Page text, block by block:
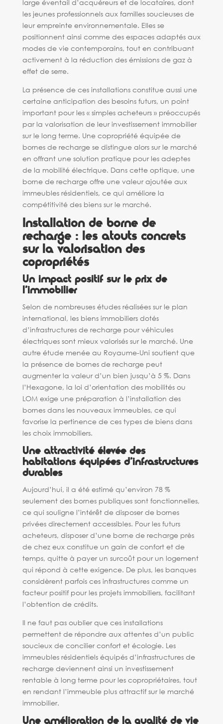
large éventail d’acquéreurs et de locataires, dont
les jeunes professionnels aux familles soucieuses de
leur empreinte environnementale. Elles se
positionnent ainsi comme des espaces adaptés aux
modes de vie contemporains, tout en contribuant
activement à la réduction des émissions de gaz à
effet de serre.
La présence de ces installations constitue aussi une
certaine anticipation des besoins futurs, un point
important pour les « simples acheteurs » préoccupés
par la valorisation de leur investissement immobilier
sur le long terme. Une copropriété équipée de
bornes de recharge se distingue alors sur le marché
en offrant une solution pratique pour les adeptes
de la mobilité électrique. Dans cette optique, une
borne de recharge offre une valeur ajoutée aux
immeubles résidentiels, ce qui améliore la
compétitivité des biens sur le marché.
Installation de borne de
recharge : les atouts concrets
sur la valorisation des
copropriétés
Un impact positif sur le prix de
l’immobilier
Selon de nombreuses études réalisées sur le plan
international, les biens immobiliers dotés
d’infrastructures de recharge pour véhicules
électriques sont mieux valorisés sur le marché. Une
autre étude menée au Royaume-Uni soutient que
la présence de bornes de recharge peut
augmenter la valeur d’un bien jusqu’à 5 %. Dans
l’Hexagone, la loi d’orientation des mobilités ou
LOM exige une préparation à l’installation des
bornes dans les nouveaux immeubles, ce qui
favorise la pertinence de ces types de biens dans
les choix immobiliers.
Une attractivité élevée des
habitations équipées d’infrastructures
durables
Aujourd’hui, il a été estimé qu’environ 78 %
seulement des bornes publiques sont fonctionnelles,
ce qui souligne l’intérêt de disposer de bornes
privées directement accessibles. Pour les futurs
acheteurs, disposer d’une borne de recharge près
de chez eux constitue un gain de confort et de
temps, quitte à payer un surcoût pour un logement
qui répond à cette exigence. De plus, les banques
considèrent parfois ces infrastructures comme un
facteur positif pour les projets immobiliers, facilitant
l’obtention de crédits.
Il ne faut pas oublier que ces installations
permettent de répondre aux attentes d’un public
soucieux de concilier confort et écologie. Les
immeubles résidentiels équipés d’infrastructures de
recharge deviennent ainsi un investissement
rentable à long terme pour les copropriétaires, tout
en rendant l’immeuble plus attractif sur le marché
immobilier.
Une amélioration de la qualité de vie